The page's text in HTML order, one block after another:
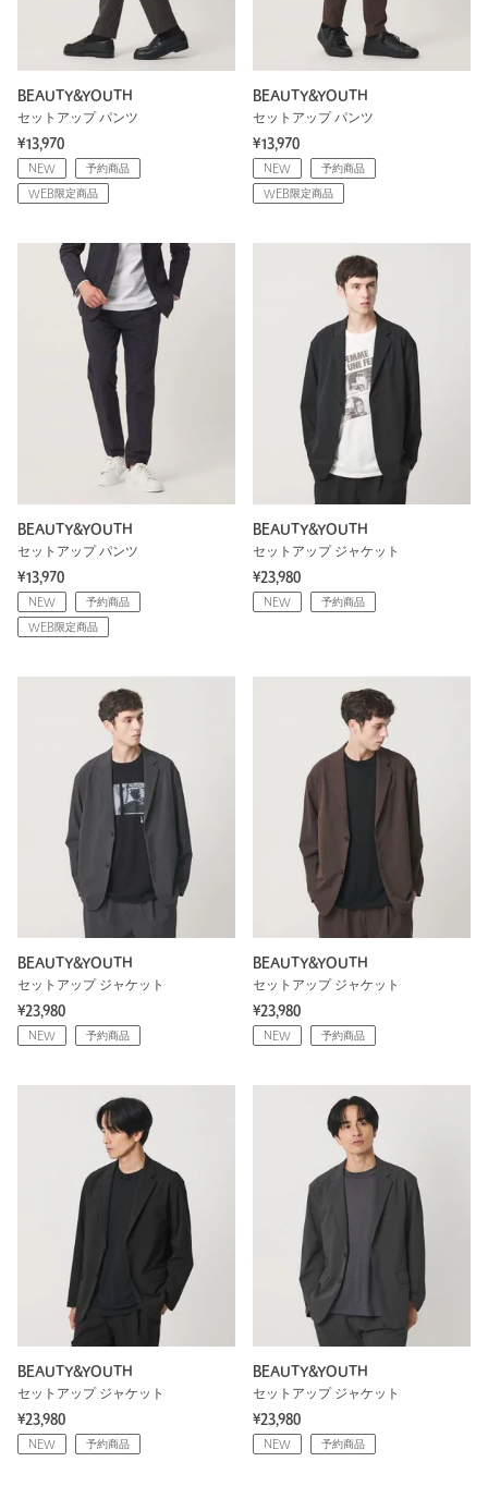
BEAUTY&YOUTH
セットアップ パンツ
¥13,970
NEW 予約商品
WEB限定商品
BEAUTY&YOUTH
セットアップ パンツ
¥13,970
NEW 予約商品
WEB限定商品
BEAUTY&YOUTH
セットアップ パンツ
¥13,970
NEW 予約商品
WEB限定商品
BEAUTY&YOUTH
セットアップ ジャケット
¥23,980
NEW 予約商品
BEAUTY&YOUTH
セットアップ ジャケット
¥23,980
NEW 予約商品
BEAUTY&YOUTH
セットアップ ジャケット
¥23,980
NEW 予約商品
BEAUTY&YOUTH
セットアップ ジャケット
¥23,980
NEW 予約商品
BEAUTY&YOUTH
セットアップ ジャケット
¥23,980
NEW 予約商品